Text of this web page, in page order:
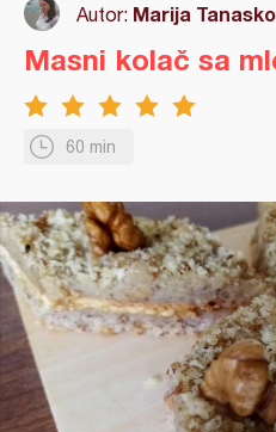
Autor: Marija
60 min
Masni kolač sa